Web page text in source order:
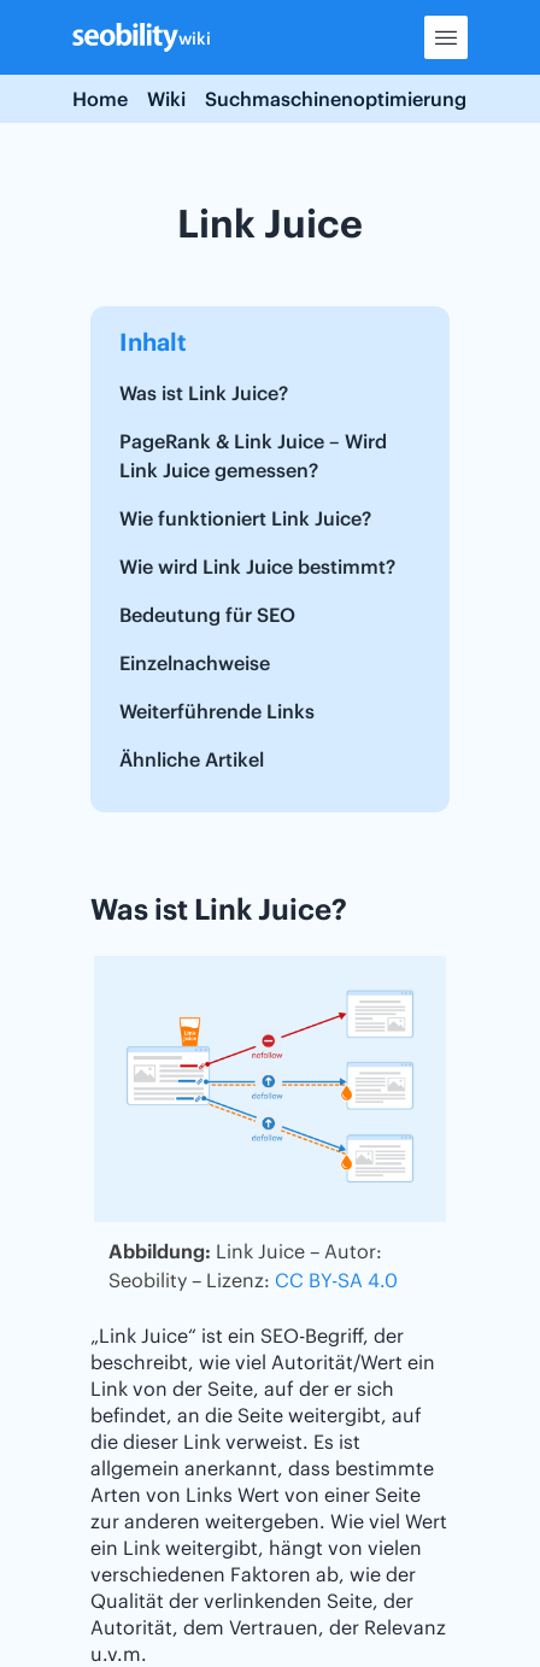
content
wiki
Home Wiki Suchmaschinenoptimierung
Link Juice
Inhalt
Was ist Link Juice?
PageRank & Link Juice – Wird
Link Juice gemessen?
Wie funktioniert Link Juice?
Wie wird Link Juice bestimmt?
Bedeutung für SEO
Einzelnachweise
Weiterführende Links
Ähnliche Artikel
Was ist Link Juice?
Abbildung: Link Juice – Autor:
Seobility – Lizenz: CC BY-SA 4.0
„Link Juice“ ist ein SEO-Begriff, der
beschreibt, wie viel Autorität/Wert ein
Link von der Seite, auf der er sich
befindet, an die Seite weitergibt, auf
die dieser Link verweist. Es ist
allgemein anerkannt, dass bestimmte
Arten von Links Wert von einer Seite
zur anderen weitergeben. Wie viel Wert
ein Link weitergibt, hängt von vielen
verschiedenen Faktoren ab, wie der
Qualität der verlinkenden Seite, der
Autorität, dem Vertrauen, der Relevanz
u.v.m.